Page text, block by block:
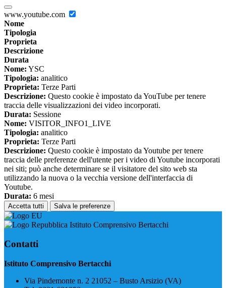
www.youtube.com
Nome
Tipologia
Proprieta
Descrizione
Durata
Nome: YSC
Tipologia: analitico
Proprieta: Terze Parti
Descrizione: Questo cookie è impostato da YouTube per tenere
traccia delle visualizzazioni dei video incorporati.
Durata: Sessione
Nome: VISITOR_INFO1_LIVE
Tipologia: analitico
Proprieta: Terze Parti
Descrizione: Questo cookie è impostato da Youtube per tenere
traccia delle preferenze dell'utente per i video di Youtube incorporati
nei siti; può anche determinare se il visitatore del sito web sta
utilizzando la nuova o la vecchia versione dell'interfaccia di
Youtube.
Durata: 6 mesi
Accetta tutti Salva le preferenze
Istituto Comprensivo Bertacchi
Contatti
Istituto Comprensivo Bertacchi
Via Pindemonte n. 2 21052 – Busto Arsizio (VA)